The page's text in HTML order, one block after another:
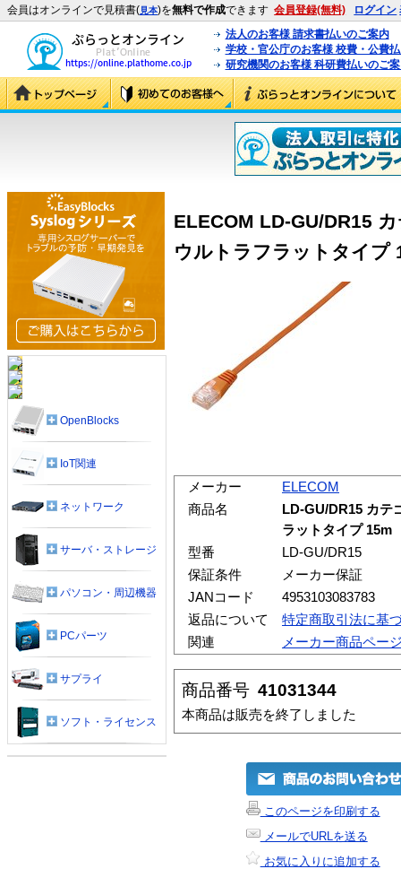
会員はオンラインで見積書(見本)を無料で作成できます 会員登録(無料) ログイン
法人のお客様 請求書払いのご案内
学校・官公庁のお客様 校費・公費
研究機関のお客様 科研費払いのご
ELECOM LD-GU/DR15
ウルトラフラットタイプ
メーカー
ELECOM
商品名
LD-GU/DR15 カテ
ラットタイプ 15m
型番
LD-GU/DR15
保証条件
メーカー保証
JANコード
4953103083783
返品について
特定商取引法に基
関連
メーカー商品ペー
商品番号 41031344
本商品は販売を終了しました
このページを印刷する
メールでURLを送る
お気に入りに追加する
OpenBlocks
IoT関連
ネットワーク
サーバ・ストレージ
パソコン・周辺機器
PCパーツ
サプライ
ソフト・ライセンス